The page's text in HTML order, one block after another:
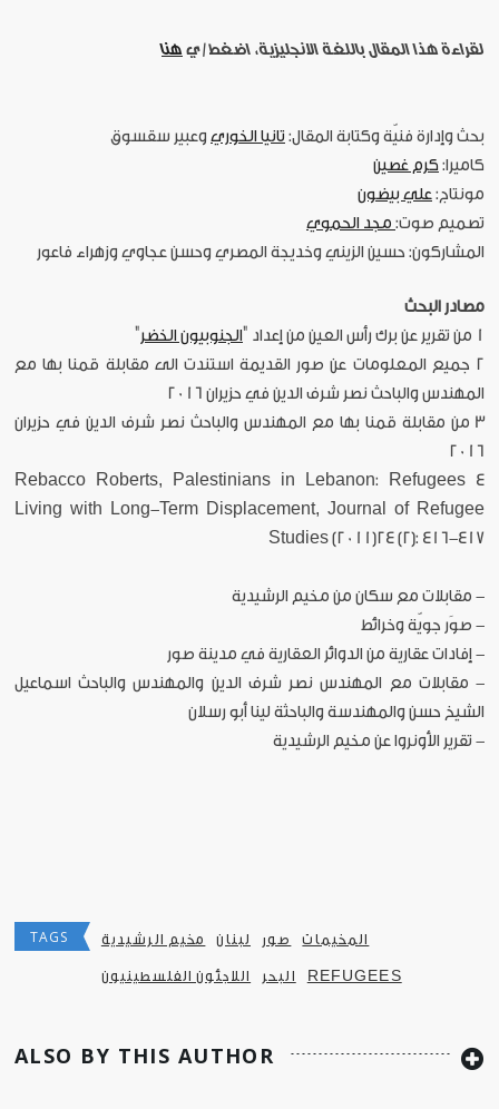
لقراءة هذا المقال باللغة الانجليزية، اضغط/يهنا
بحث وإدارة فنيّة وكتابة المقال: تانيا الخوري وعبير سقسوق
كاميرا: كرم غصين
مونتاج:علي بيضون
تصميم صوت: مجد الحموي
المشاركون: حسين الزيني وخديجة المصري وحسن عجاوي وزهراء فاعور
مصادر البحث
1 من تقرير عن برك رأس العين من إعداد "
الجنوبيون الخضر"
2 جميع المعلومات عن صور القديمة استندت الى مقابلة قمنا بها مع
المهندس والباحث نصر شرف الدين في حزيران 2016
3 من مقابلة قمنا بها مع المهندس والباحث نصر شرف الدين في حزيران
2016
4 Rebacco Roberts, Palestinians in Lebanon: Refugees
Living with Long-Term Displacement, Journal of Refugee
Studies (2011)24 (2): 416-417
- مقابلات مع سكان من مخيم الرشيدية
- صوَر جويّة وخرائط
- إفادات عقارية من الدوائر العقارية في مدينة صور
- مقابلات مع المهندس نصر شرف الدين والمهندس والباحث اسماعيل
الشيخ حسن والمهندسة والباحثة لينا أبو رسلان
- تقرير الأونروا عن مخيم الرشيدية
TAGS مخيم الرشيدية لبنان صور المخيمات
اللاجئون الفلسطينيون البحر REFUGEES
ALSO BY THIS AUTHOR